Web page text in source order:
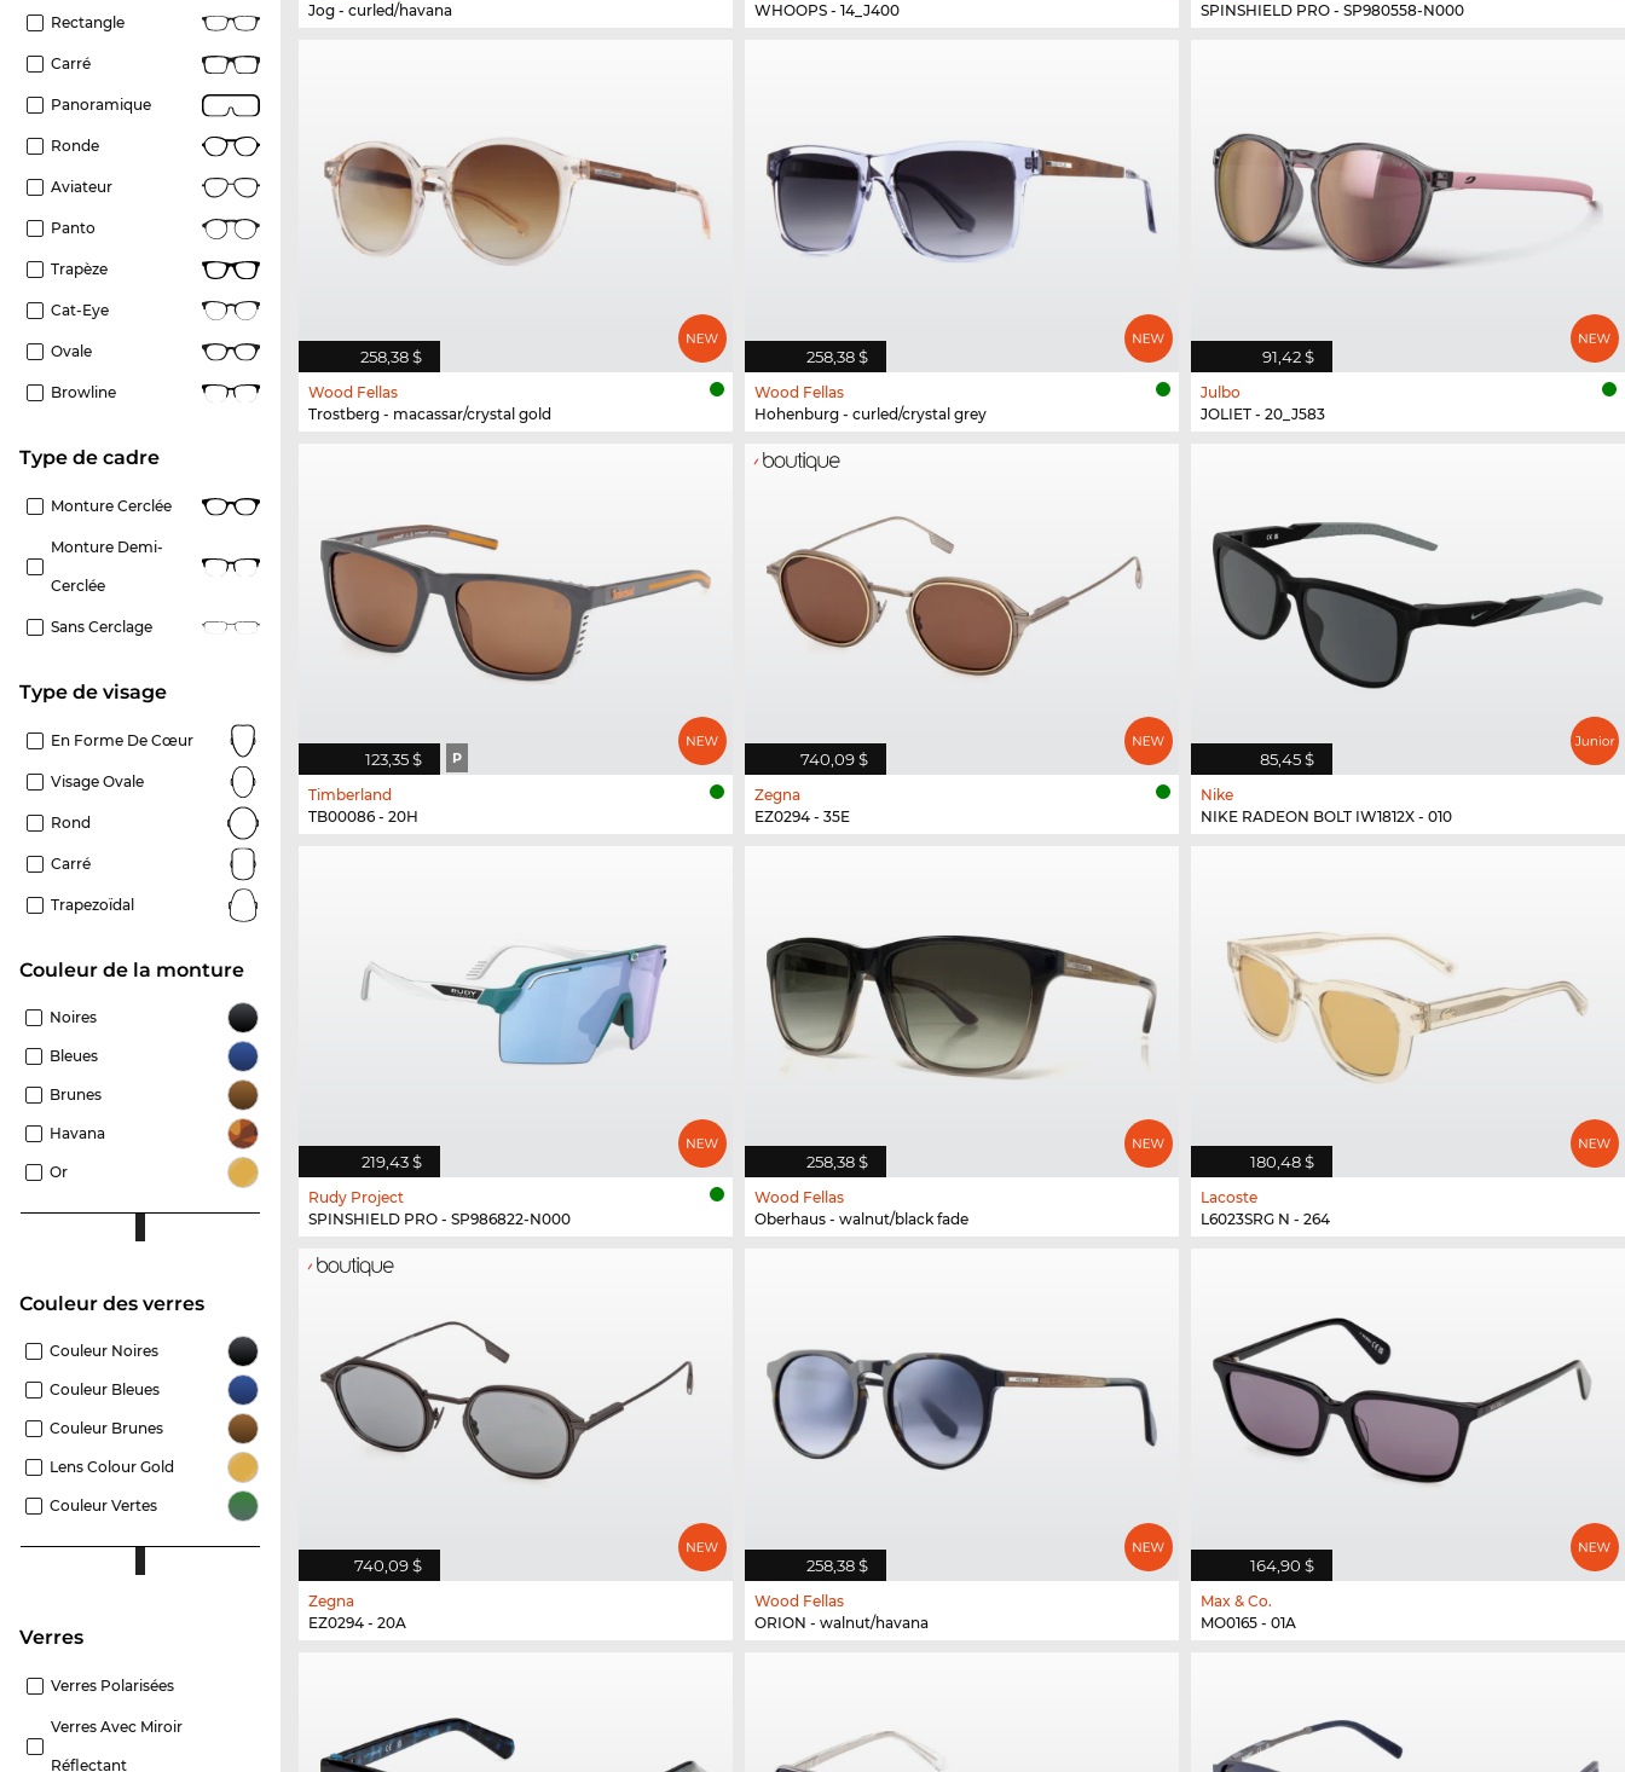
Rectangle
Carré
Panoramique
Ronde
Aviateur
Panto
Trapèze
Cat-Eye
Ovale
Browline
Type de cadre
Monture Cerclée
Monture Demi-
Cerclée
Sans Cerclage
Type de visage
En Forme De Cœur
Visage Ovale
Rond
Carré
Trapezoïdal
Couleur de la monture
Noires
Bleues
Brunes
Havana
Or
Couleur des verres
Couleur Noires
Couleur Bleues
Couleur Brunes
Lens Colour Gold
Couleur Vertes
Verres
Verres Polarisées
Verres Avec Miroir
Réflectant
Jog - curled/havana
WHOOPS - 14_J400
SPINSHIELD PRO - SP980558-N000
258,38 $
Wood Fellas
Trostberg - macassar/crystal gold
258,38 $
Wood Fellas
Hohenburg - curled/crystal grey
91,42 $
Julbo
JOLIET - 20_J583
123,35 $ P
Timberland
TB00086 - 20H
740,09 $
Zegna
EZ0294 - 35E
85,45 $
Nike
NIKE RADEON BOLT IW1812X - 010
219,43 $
Rudy Project
SPINSHIELD PRO - SP986822-N000
258,38 $
Wood Fellas
Oberhaus - walnut/black fade
180,48 $
Lacoste
L6023SRG N - 264
740,09 $
Zegna
EZ0294 - 20A
258,38 $
Wood Fellas
ORION - walnut/havana
164,90 $
Max & Co.
MO0165 - 01A